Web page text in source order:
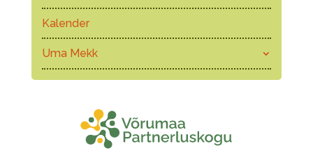
Kalender
Uma Mekk